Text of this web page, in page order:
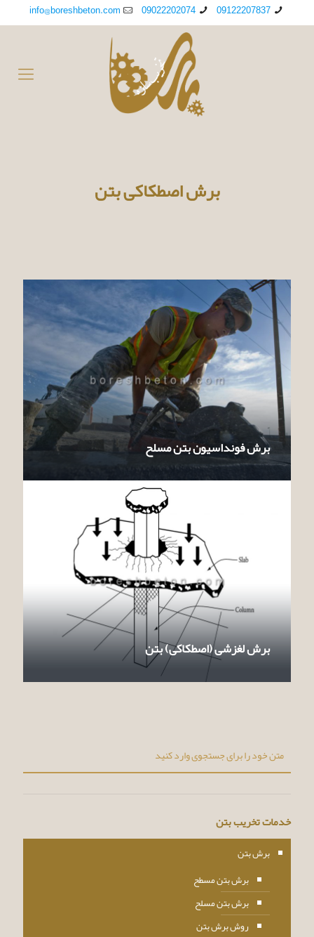
09122207837
09022202074
info@boreshbeton.com
برش اصطکاکی بتن
برش فونداسیون بتن مسلح
برش لغزشی (اصطکاکی) بتن
خدمات تخریب بتن
برش بتن
برش بتن مسطح
برش بتن مسلح
روش برش بتن